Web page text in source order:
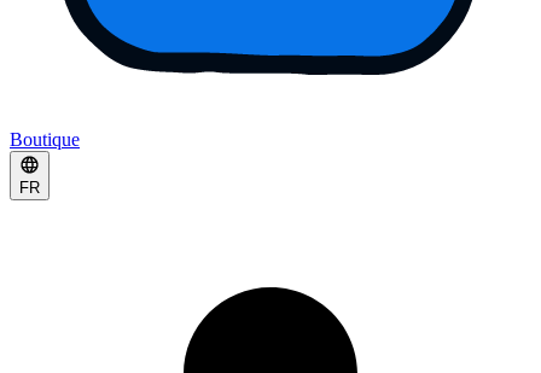
Boutique
FR